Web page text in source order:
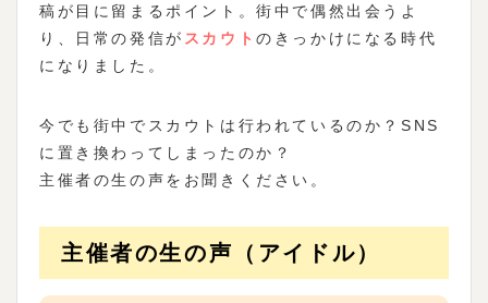
稿が目に留まるポイント。街中で偶然出会うよ
り、日常の発信が スカウトのきっかけになる時代
になりました。
今でも街中でスカウトは行われているのか？SNS
に置き換わってしまったのか？
主催者の生の声をお聞きください。
主催者の生の声（アイドル）